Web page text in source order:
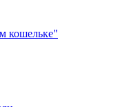
кошельке"